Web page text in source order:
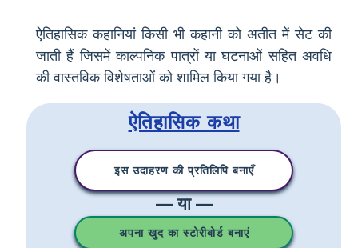
ऐतिहासिक कहानियां किसी भी कहानी को अतीत में सेट की
जाती हैं जिसमें काल्पनिक पात्रों या घटनाओं सहित अवधि
की वास्तविक विशेषताओं को शामिल किया गया है।
ऐतिहासिक कथा
इस उदाहरण की प्रतिलिपि बनाएँ
— या —
अपना खुद का स्टोरीबोर्ड बनाएं